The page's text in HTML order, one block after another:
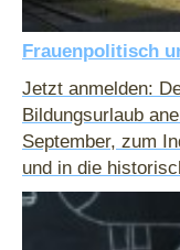
Frauenpolitisch
Jetzt anmelden:
Bildungsurlaub
September, zum
und in die